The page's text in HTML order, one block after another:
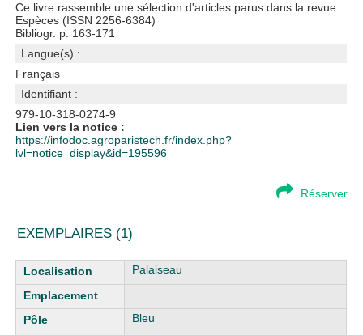
Ce livre rassemble une sélection d'articles parus dans la revue
Espèces (ISSN 2256-6384)
Bibliogr. p. 163-171
Langue(s) :
Français
Identifiant :
979-10-318-0274-9
Lien vers la notice :
https://infodoc.agroparistech.fr/index.php?
lvl=notice_display&id=195596
Réserver
EXEMPLAIRES (1)
Liste des exemplaires Palaiseau
Bleu